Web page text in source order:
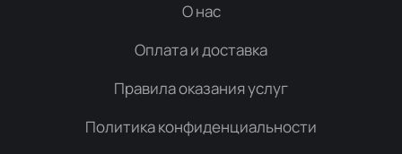
О нас
Оплата и доставка
Правила оказания услуг
Политика конфиденциальности